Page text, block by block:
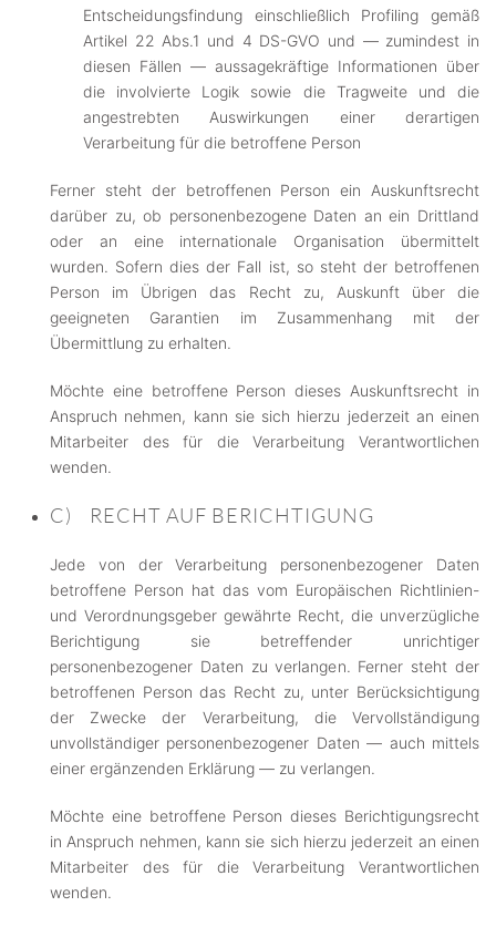
Entscheidungsfindung einschließlich Profiling gemäß
Artikel 22 Abs.1 und 4 DS-GVO und — zumindest in
diesen Fällen — aussagekräftige Informationen über
die involvierte Logik sowie die Tragweite und die
angestrebten Auswirkungen einer derartigen
Verarbeitung für die betroffene Person
Ferner steht der betroffenen Person ein Auskunftsrecht
darüber zu, ob personenbezogene Daten an ein Drittland
oder an eine internationale Organisation übermittelt
wurden. Sofern dies der Fall ist, so steht der betroffenen
Person im Übrigen das Recht zu, Auskunft über die
geeigneten Garantien im Zusammenhang mit der
Übermittlung zu erhalten.
Möchte eine betroffene Person dieses Auskunftsrecht in
Anspruch nehmen, kann sie sich hierzu jederzeit an einen
Mitarbeiter des für die Verarbeitung Verantwortlichen
wenden.
C) RECHT AUF BERICHTIGUNG
Jede von der Verarbeitung personenbezogener Daten
betroffene Person hat das vom Europäischen Richtlinien-
und Verordnungsgeber gewährte Recht, die unverzügliche
Berichtigung sie betreffender unrichtiger
personenbezogener Daten zu verlangen. Ferner steht der
betroffenen Person das Recht zu, unter Berücksichtigung
der Zwecke der Verarbeitung, die Vervollständigung
unvollständiger personenbezogener Daten — auch mittels
einer ergänzenden Erklärung — zu verlangen.
Möchte eine betroffene Person dieses Berichtigungsrecht
in Anspruch nehmen, kann sie sich hierzu jederzeit an einen
Mitarbeiter des für die Verarbeitung Verantwortlichen
wenden.